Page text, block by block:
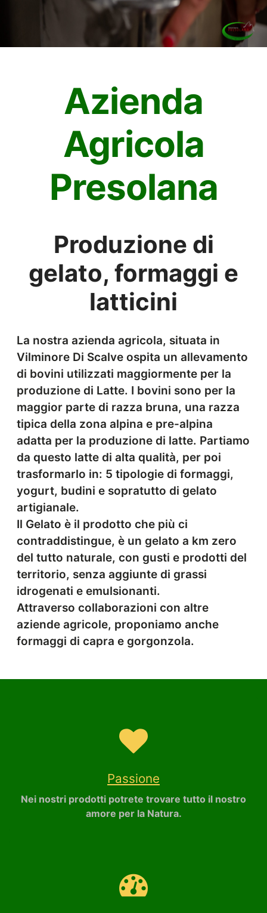
Azienda
Agricola
Presolana
Produzione di
gelato, formaggi e
latticini
La nostra azienda agricola, situata in
Vilminore Di Scalve ospita un allevamento
di bovini utilizzati maggiormente per la
produzione di Latte. I bovini sono per la
maggior parte di razza bruna, una razza
tipica della zona alpina e pre-alpina
adatta per la produzione di latte. Partiamo
da questo latte di alta qualità, per poi
trasformarlo in: 5 tipologie di formaggi,
yogurt, budini e sopratutto di gelato
artigianale.
Il Gelato è il prodotto che più ci
contraddistingue, è un gelato a km zero
del tutto naturale, con gusti e prodotti del
territorio, senza aggiunte di grassi
idrogenati e emulsionanti.
Attraverso collaborazioni con altre
aziende agricole, proponiamo anche
formaggi di capra e gorgonzola.
Passione
Nei nostri prodotti potrete trovare tutto il nostro
amore per la Natura.